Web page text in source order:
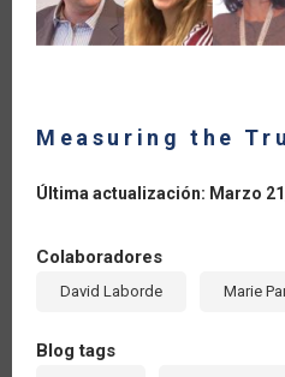
Measuring the
Última actualización: Marzo
Colaboradores
David Laborde Marie
Blog tags